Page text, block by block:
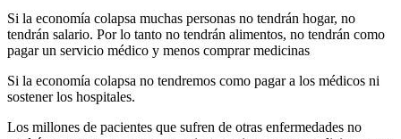
Si la economía colapsa muchas personas no tendrán hogar, no
tendrán salario. Por lo tanto no tendrán alimentos, no tendrán como
pagar un servicio médico y menos comprar medicinas
Si la economía colapsa no tendremos como pagar a los médicos ni
sostener los hospitales.
Los millones de pacientes que sufren de otras enfermedades no